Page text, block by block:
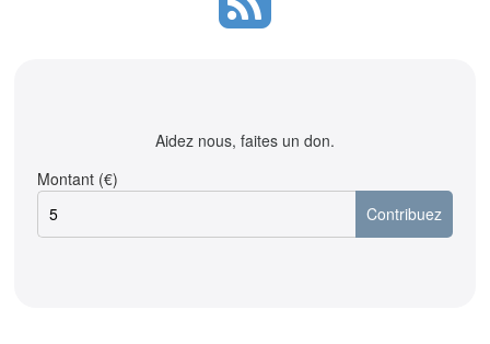
Aidez nous, faites un don.
Montant (€)